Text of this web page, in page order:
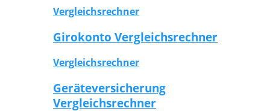
Vergleichsrechner
Girokonto Vergleichsrechner
Vergleichsrechner
Geräteversicherung
Vergleichsrechner